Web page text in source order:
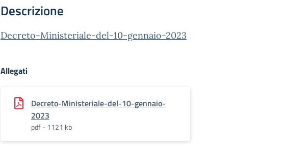
Descrizione
Decreto-Ministeriale-del-10-gennaio-2023
Allegati
Decreto-Ministeriale-del-10-gennaio-
2023
pdf - 1121 kb